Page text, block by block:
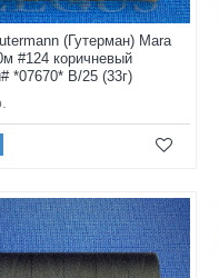
(Гутерман) Mara
#124 коричневый
*07670* B/25 (33г)